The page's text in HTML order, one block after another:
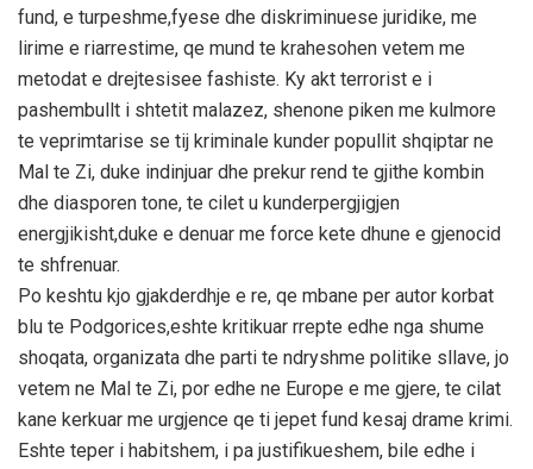
fund, e turpeshme,fyese dhe diskriminuese juridike, me
lirime e riarrestime, qe mund te krahesohen vetem me
metodat e drejtesisee fashiste. Ky akt terrorist e i
pashembullt i shtetit malazez, shenone piken me kulmore
te veprimtarise se tij kriminale kunder popullit shqiptar ne
Mal te Zi, duke indinjuar dhe prekur rend te gjithe kombin
dhe diasporen tone, te cilet u kunderpergjigjen
energjikisht,duke e denuar me force kete dhune e gjenocid
te shfrenuar.
Po keshtu kjo gjakderdhje e re, qe mbane per autor korbat
blu te Podgorices,eshte kritikuar rrepte edhe nga shume
shoqata, organizata dhe parti te ndryshme politike sllave, jo
vetem ne Mal te Zi, por edhe ne Europe e me gjere, te cilat
kane kerkuar me urgjence qe ti jepet fund kesaj drame krimi.
Eshte teper i habitshem, i pa justifikueshem, bile edhe i